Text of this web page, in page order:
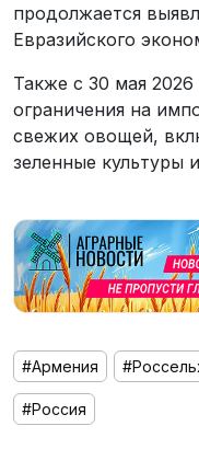
продолжается
Евразийского
Также с 30 мая
ограничения на
свежих овощей,
зеленные культуры
#Армения
#Россия